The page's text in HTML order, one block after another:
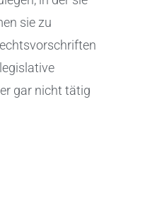
sie zu
gar nicht tätig